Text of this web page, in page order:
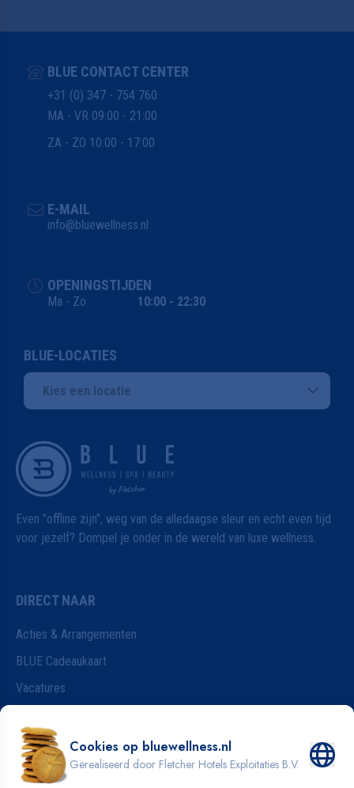
BLUE CONTACT CENTER
+31 (0) 347 - 754 760
MA - VR 09:00 - 21:00
ZA - ZO 10:00 - 17:00
E-MAIL
info@bluewellness.nl
OPENINGSTIJDEN
Ma - Zo 10:00 - 22:30
BLUE-LOCATIES
Kies een locatie
Even "offline zijn", weg van de alledaagse sleur en echt even tijd
voor jezelf? Dompel je onder in de wereld van luxe wellness.
DIRECT NAAR
Acties & Arrangementen
BLUE Cadeaukaart
Vacatures
Badkleding